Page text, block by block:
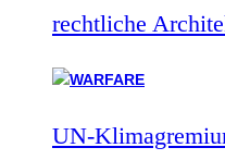
rechtliche
UN-